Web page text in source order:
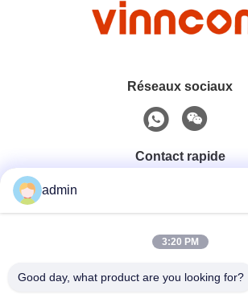
Réseaux sociaux
Contact rapide
0086-551-65396351
E-Mail
admin
3:20 PM
Good day, what product are you looking for?